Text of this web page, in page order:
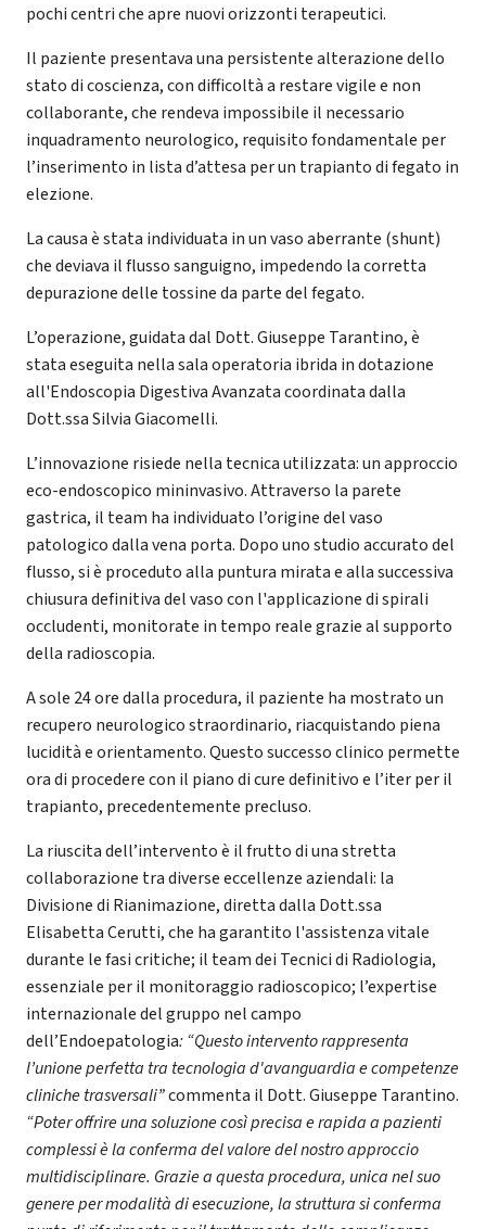
pochi centri che apre nuovi orizzonti terapeutici.
Il paziente presentava una persistente alterazione dello
stato di coscienza, con difficoltà a restare vigile e non
collaborante, che rendeva impossibile il necessario
inquadramento neurologico, requisito fondamentale per
l’inserimento in lista d’attesa per un trapianto di fegato in
elezione.
La causa è stata individuata in un vaso aberrante (shunt)
che deviava il flusso sanguigno, impedendo la corretta
depurazione delle tossine da parte del fegato.
L’operazione, guidata dal Dott. Giuseppe Tarantino, è
stata eseguita nella sala operatoria ibrida in dotazione
all'Endoscopia Digestiva Avanzata coordinata dalla
Dott.ssa Silvia Giacomelli.
L’innovazione risiede nella tecnica utilizzata: un approccio
eco-endoscopico mininvasivo. Attraverso la parete
gastrica, il team ha individuato l’origine del vaso
patologico dalla vena porta. Dopo uno studio accurato del
flusso, si è proceduto alla puntura mirata e alla successiva
chiusura definitiva del vaso con l'applicazione di spirali
occludenti, monitorate in tempo reale grazie al supporto
della radioscopia.
A sole 24 ore dalla procedura, il paziente ha mostrato un
recupero neurologico straordinario, riacquistando piena
lucidità e orientamento. Questo successo clinico permette
ora di procedere con il piano di cure definitivo e l’iter per il
trapianto, precedentemente precluso.
La riuscita dell’intervento è il frutto di una stretta
collaborazione tra diverse eccellenze aziendali: la
Divisione di Rianimazione, diretta dalla Dott.ssa
Elisabetta Cerutti, che ha garantito l'assistenza vitale
durante le fasi critiche; il team dei Tecnici di Radiologia,
essenziale per il monitoraggio radioscopico; l’expertise
internazionale del gruppo nel campo
dell’Endoepatologia: “Questo intervento rappresenta
l’unione perfetta tra tecnologia d'avanguardia e competenze
cliniche trasversali”commenta il Dott. Giuseppe Tarantino.
“Poter offrire una soluzione così precisa e rapida a pazienti
complessi è la conferma del valore del nostro approccio
multidisciplinare. Grazie a questa procedura, unica nel suo
genere per modalità di esecuzione, la struttura si conferma